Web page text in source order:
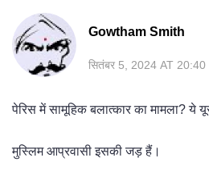
Gowtham Smith
सितंबर 5, 2024 AT 20:40
पेरिस में सामूहिक बलात्कार का मामला? ये
मुस्लिम आप्रवासी इसकी जड़ हैं।